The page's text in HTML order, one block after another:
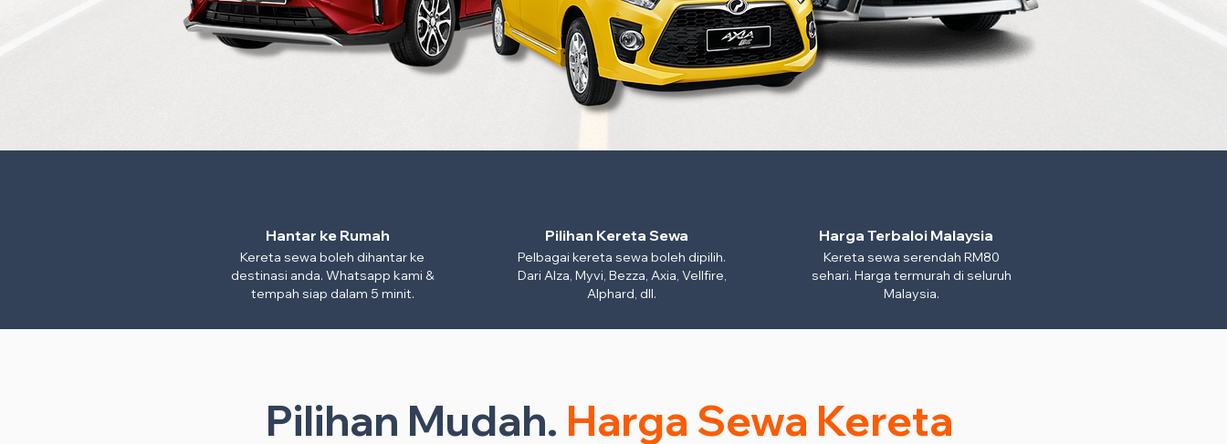
Hantar ke Rumah
Kereta sewa boleh dihantar ke
destinasi anda. Whatsapp kami &
tempah siap dalam 5 minit.
Pilihan Kereta Sewa
Pelbagai kereta sewa boleh dipilih.
Dari Alza, Myvi, Bezza, Axia, Vellfire,
Alphard, dll.
Harga Terbaloi Malaysia
Kereta sewa serendah RM80
sehari. Harga termurah di seluruh
Malaysia.
Pilihan Mudah. Harga Sewa Kereta